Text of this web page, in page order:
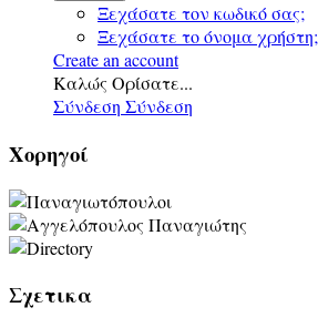
Ξεχάσατε τον κωδικό σας;
Ξεχάσατε το όνομα χρήστη;
Create an account
Καλώς Ορίσατε...
Σύνδεση Σύνδεση
Χορηγοί
Σχετικα